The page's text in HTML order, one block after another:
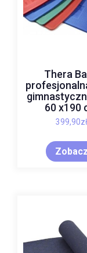
Thera
60 x190
399,90zł
Zobacz